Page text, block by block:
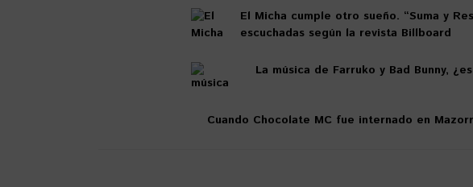
El Micha cumple otro sueño. “Suma y
escuchadas según la revista Billboard
La música de Farruko y Bad Bunny,
Cuando Chocolate MC fue internado en